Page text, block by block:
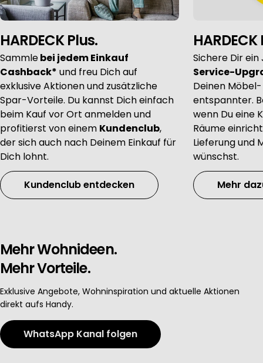
Measure content performance
Understand audiences through statistics or combinations of
Develop and improve services
Use limited data to select content
IAB Special Features:
Identify devices based on information actively requested
Non-IAB processing purposes:
Necessary
HARDECK Plus.
Sammlebei jedem Einkauf
Cashback* und freu Dich auf
exklusive Aktionen und zusätzliche
Spar-Vorteile. Du kannst Dich einfach
beim Kauf vor Ort anmelden und
profitierst von einem Kundenclub,
der sich auch nach Deinem Einkauf für
Dich lohnt.
Kundenclub entdecken
Sichere Dir
Service-
Deinen
entspannter.
wenn Du eine
Räume
Lieferung und
wünschst.
Mehr
Mehr Wohnideen.
Mehr Vorteile.
Exklusive Angebote, Wohninspiration und aktuelle Aktionen
direkt aufs Handy.
WhatsApp Kanal folgen